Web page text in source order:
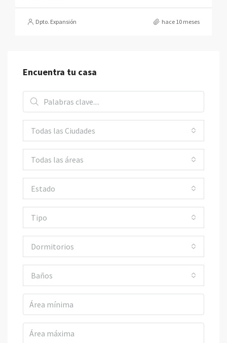
Dpto. Expansión hace 10 meses
Encuentra tu casa
Todas las Ciudades
Todas las áreas
Estado
Tipo
Dormitorios
Baños